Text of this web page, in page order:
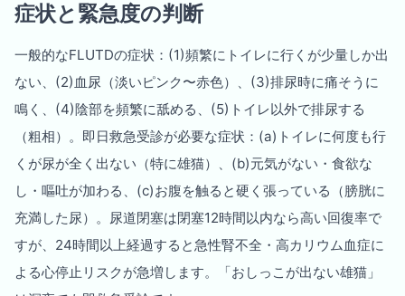
症状と緊急度の判断
一般的なFLUTDの症状：(1)頻繁にトイレに行くが少量しか出
ない、(2)血尿（淡いピンク〜赤色）、(3)排尿時に痛そうに
鳴く、(4)陰部を頻繁に舐める、(5)トイレ以外で排尿する
（粗相）。即日救急受診が必要な症状：(a)トイレに何度も行
くが尿が全く出ない（特に雄猫）、(b)元気がない・食欲な
し・嘔吐が加わる、(c)お腹を触ると硬く張っている（膀胱に
充満した尿）。尿道閉塞は閉塞12時間以内なら高い回復率で
すが、24時間以上経過すると急性腎不全・高カリウム血症に
よる心停止リスクが急増します。「おしっこが出ない雄猫」